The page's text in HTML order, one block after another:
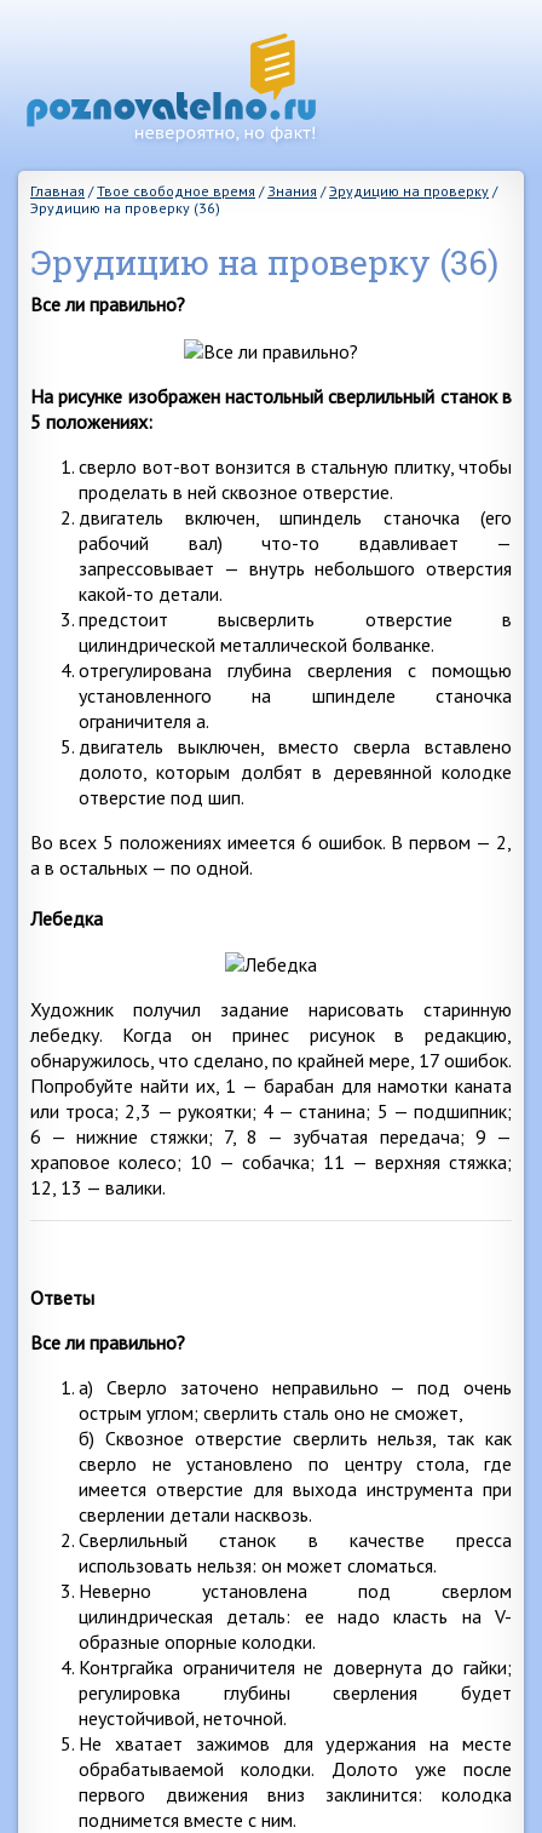
Главная /Твое свободное время / Знания /Эрудицию на проверку /
Эрудицию на проверку (36)
Эрудицию на проверку (36)
Все ли правильно?
На рисунке изображен настольный сверлильный станок в
5 положениях:
сверло вот-вот вонзится в стальную плитку, чтобы
проделать в ней сквозное отверстие.
двигатель включен, шпиндель станочка (его
рабочий вал) что-то вдавливает —
запрессовывает — внутрь небольшого отверстия
какой-то детали.
предстоит высверлить отверстие в
цилиндрической металлической болванке.
отрегулирована глубина сверления с помощью
установленного на шпинделе станочка
ограничителя а.
двигатель выключен, вместо сверла вставлено
долото, которым долбят в деревянной колодке
отверстие под шип.
Во всех 5 положениях имеется 6 ошибок. В первом — 2,
а в остальных — по одной.
Лебедка
Художник получил задание нарисовать старинную
лебедку. Когда он принес рисунок в редакцию,
обнаружилось, что сделано, по крайней мере, 17 ошибок.
Попробуйте найти их, 1 — барабан для намотки каната
или троса; 2,3 — рукоятки; 4 — станина; 5 — подшипник;
6 — нижние стяжки; 7, 8 — зубчатая передача; 9 —
храповое колесо; 10 — собачка; 11 — верхняя стяжка;
12, 13 — валики.
Ответы
Все ли правильно?
а) Сверло заточено неправильно — под очень
острым углом; сверлить сталь оно не сможет,
б) Сквозное отверстие сверлить нельзя, так как
сверло не установлено по центру стола, где
имеется отверстие для выхода инструмента при
сверлении детали насквозь.
Сверлильный станок в качестве пресса
использовать нельзя: он может сломаться.
Неверно установлена под сверлом
цилиндрическая деталь: ее надо класть на V-
образные опорные колодки.
Контргайка ограничителя не довернута до гайки;
регулировка глубины сверления будет
неустойчивой, неточной.
Не хватает зажимов для удержания на месте
обрабатываемой колодки. Долото уже после
первого движения вниз заклинится: колодка
поднимется вместе с ним.